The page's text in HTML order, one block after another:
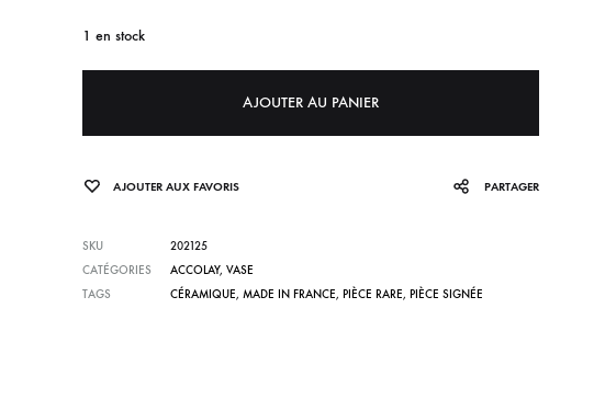
1 en stock
AJOUTER AU PANIER
AJOUTER AUX FAVORIS PARTAGER
SKU
202125
CATÉGORIES
ACCOLAY, VASE
TAGS
CÉRAMIQUE, MADE IN FRANCE, PIÈCE RARE, PIÈCE SIGNÉE